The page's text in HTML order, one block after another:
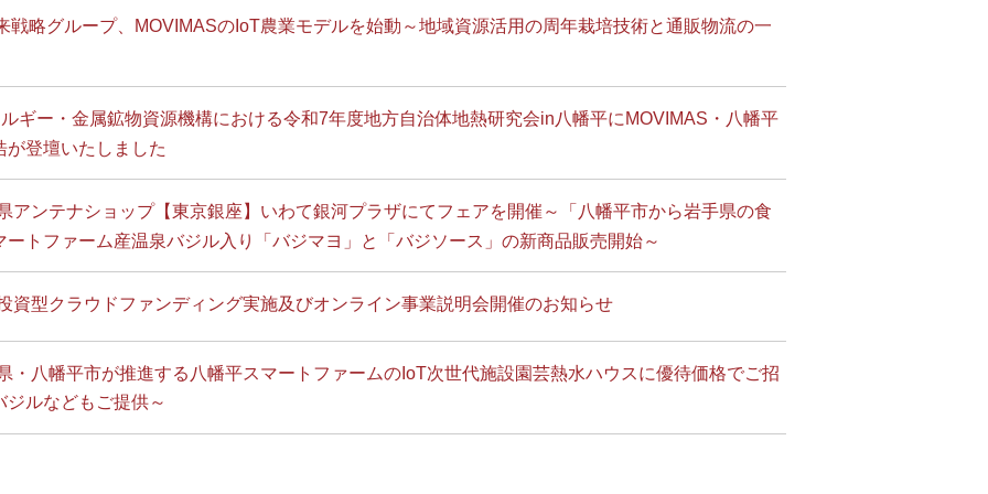
戦略グループ、MOVIMASのIoT農業モデルを始動～地域資源活用の周年栽培技術と通販物流の一
ギー・金属鉱物資源機構における令和7年度地方自治体地熱研究会in八幡平にMOVIMAS・八幡平
登壇いたしました
アンテナショップ【東京銀座】いわて銀河プラザにてフェアを開催～「八幡平市から岩手県の食
トファーム産温泉バジル入り「バジマヨ」と「バジソース」の新商品販売開始～
資型クラウドファンディング実施及びオンライン事業説明会開催のお知らせ
・八幡平市が推進する八幡平スマートファームのIoT次世代施設園芸熱水ハウスに優待価格でご招
ルなどもご提供～